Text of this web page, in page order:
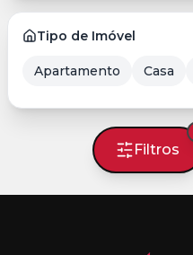
Filtros
Tipo de Imóvel
Apartamento Casa